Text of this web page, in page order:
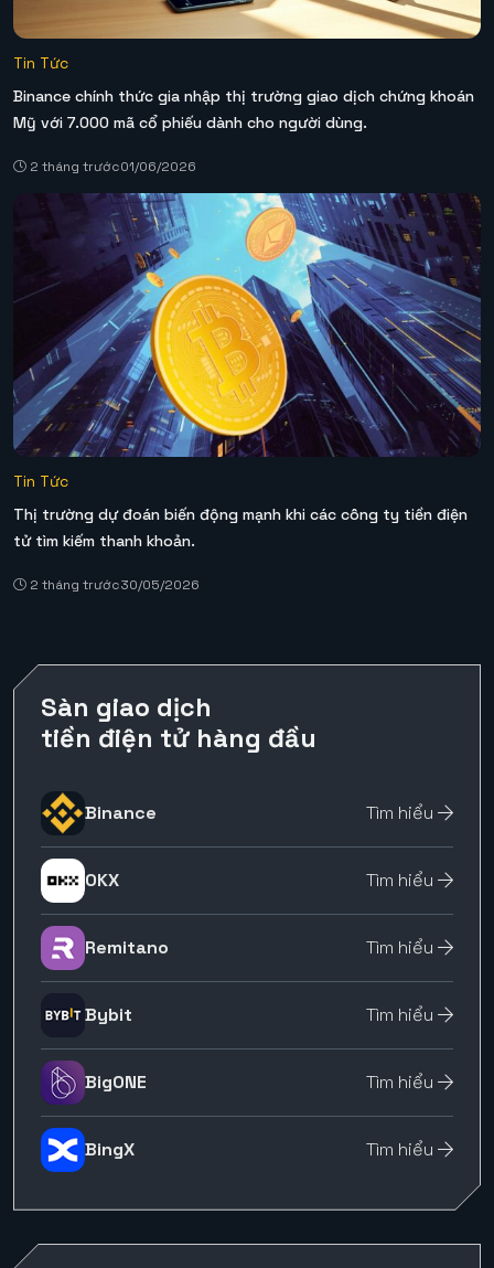
Tin Tức
Binance chính thức gia nhập thị trường giao dịch chứng khoán
Mỹ với 7.000 mã cổ phiếu dành cho người dùng.
2 tháng trước01/06/2026
Tin Tức
Thị trường dự đoán biến động mạnh khi các công ty tiền điện
tử tìm kiếm thanh khoản.
2 tháng trước30/05/2026
Sàn giao dịch
tiền điện tử hàng đầu
Binance Tìm hiểu
OKX Tìm hiểu
Remitano Tìm hiểu
Bybit Tìm hiểu
BigONE Tìm hiểu
BingX Tìm hiểu